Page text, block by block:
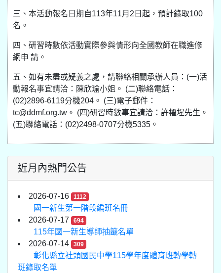
三、本活動報名日期自113年11月2日起，預計錄取100
名。
四、研習時數依活動實際參與情形向全國教師在職進修
網申 請。
五、如有未盡或疑義之處，請聯絡相關承辦人員：(一)活
動報名事宜請洽：陳欣瑜小姐。 (二)聯絡電話：
(02)2896-6119分機204。 (三)電子郵件：
tc@ddmf.org.tw。 (四)研習時數事宜請洽：許櫂埕先生。
(五)聯絡電話：(02)2498-0707分機5335。
近月內熱門公告
2026-07-16 1112
國一新生第一階段編班名冊
2026-07-17
694
115年國一新生導師抽籤名單
2026-07-14
309
彰化縣立社頭國民中學115學年度體育班轉學轉
班錄取名單